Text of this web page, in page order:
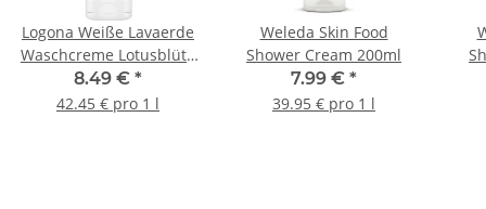
Logona Weiße Lavaerde
Waschcreme Lotusblüte
200ml
8.49 € *
42.45 € pro 1 l
Weleda Skin Food
Shower Cream 200ml
7.99 € *
39.95 € pro 1 l